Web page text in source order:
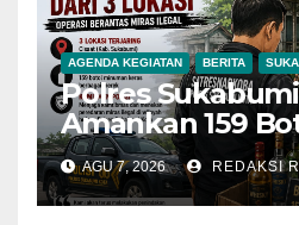
AGENDA KEGIATAN BERITA
Polres
Amankan 159
Ilegal dari Tiga
Operasi
AGU 7, 2026 REDAKSI